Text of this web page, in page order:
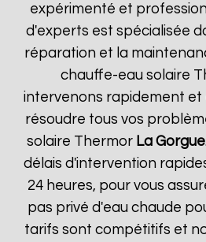
expérimenté et
d'experts est spécialisée
réparation et la
chauffe-eau solaire
intervenons rapidement
résoudre tous vos
solaire Thermor La Gorgue
délais d'intervention
24 heures, pour vous
pas privé d'eau chaude
tarifs sont compétitifs et